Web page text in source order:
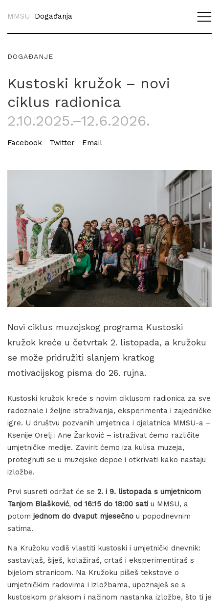
MMSU Događanja
DOGAĐANJE
Kustoski kružok – novi
ciklus radionica
2.10.2025.–12.6.2026.
Facebook Twitter Email
Novi ciklus muzejskog programa Kustoski
kružok kreće u četvrtak 2. listopada, a kružoku
se može pridružiti slanjem kratkog
motivacijskog pisma do 26. rujna.
Kustoski kružok kreće s novim ciklusom radionica za sve
radoznale i željne istraživanja, eksperimenta i zajedničke
igre. U društvu pozvanih umjetnica i djelatnica MMSU-a –
Ksenije Orelj i Ane Žarković – istraživat ćemo različite
umjetničke medije. Zavirit ćemo iza kulisa muzeja,
protegnuti se u muzejske depoe i otkrivati kako nastaju
izložbe.
Prvi susreti održat će se 2. i 9. listopada s umjetnicom
Tanjom Blašković, od 16:15 do 18:00 sati u MMSU, a
potom jednom do dvaput mjesečno u popodnevnim
satima.
Na Kružoku vodiš vlastiti kustoski i umjetnički dnevnik:
sastavljaš, šiješ, kolažiraš, crtaš i eksperimentiraš s
bijelom stranicom. Na Kružoku pišeš tekstove o
umjetničkim radovima i izložbama, upoznaješ se s
kustoskom praksom i načinom nastanka izložbe, što ti je